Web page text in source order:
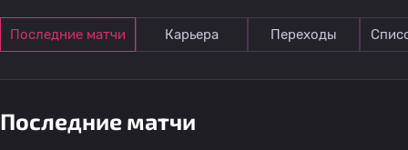
Последние матчи Карьера Переходы
Последние матчи